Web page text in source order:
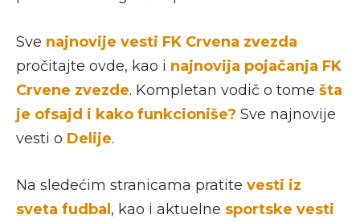
Sve najnovije vesti FK Crvena zvezda
pročitajte ovde, kao i najnovija pojačanja FK
Crvene zvezde. Kompletan vodič o tome šta
je ofsajd i kako funkcioniše? Sve najnovije
vesti o Delije.
Na sledećim stranicama pratite vesti iz
sveta fudbal , kao i aktuelne sportske vesti